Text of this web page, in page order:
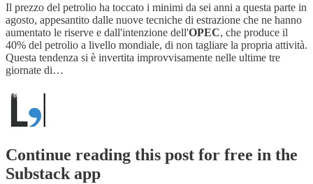
Il prezzo del petrolio ha toccato i minimi da sei anni a questa parte in
agosto, appesantito dalle nuove tecniche di estrazione che ne hanno
aumentato le riserve e dall'intenzione dell'OPEC, che produce il
40% del petrolio a livello mondiale, di non tagliare la propria attività.
Questa tendenza si è invertita improvvisamente nelle ultime tre
giornate di…
Continue reading this post for free in the
Substack app